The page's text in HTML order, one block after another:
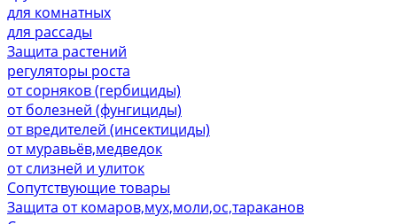
для комнатных
для рассады
Защита растений
регуляторы роста
от сорняков (гербициды)
от болезней (фунгициды)
от вредителей (инсектициды)
от муравьёв,медведок
от слизней и улиток
Сопутствующие товары
Защита от комаров,мух,моли,ос,тараканов